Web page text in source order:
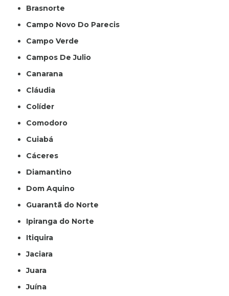
Brasnorte
Campo Novo Do Parecis
Campo Verde
Campos De Julio
Canarana
Cláudia
Colíder
Comodoro
Cuiabá
Cáceres
Diamantino
Dom Aquino
Guarantã do Norte
Ipiranga do Norte
Itiquira
Jaciara
Juara
Juína